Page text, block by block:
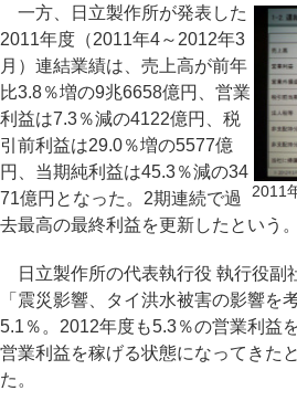
2011
一方、日立製作所が発表した
2011年度（2011年4～2012年3
月）連結業績は、売上高が前年
比3.8％増の9兆6658億円、営業
利益は7.3％減の4122億円、税
引前利益は29.0％増の5577億
円、当期純利益は45.3％減の34
71億円となった。2期連続で過
去最高の最終利益を更新したという。
日立製作所の代表執行役 執行役副
「震災影響、タイ洪水被害の影響を
5.1％。2012年度も5.3％の営業利益
営業利益を稼げる状態になってきた
た。